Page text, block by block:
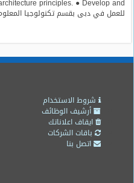
للعمل في دبى بقسم تكنولوجيا
شروط الاستخدام
أرشيف الوظائف
ايقاف اعلاناتك
باقات الشركات
اتصل بنا